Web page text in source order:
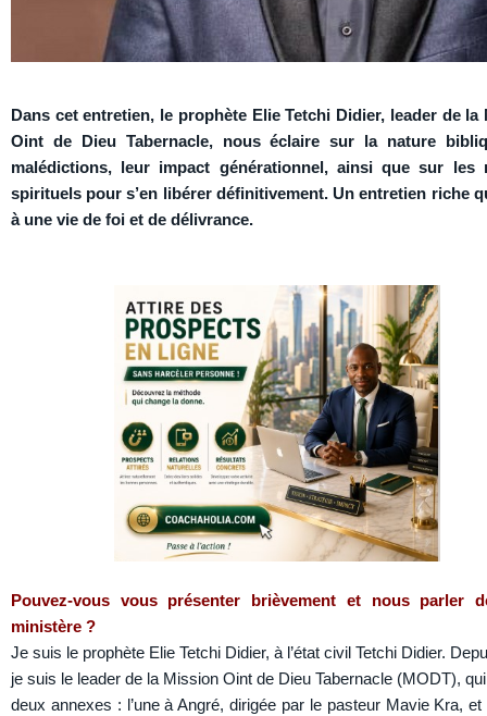
Dans cet entretien, le prophète Elie Tetchi Didier, leader de la
Oint de Dieu Tabernacle, nous éclaire sur la nature
malédictions, leur impact générationnel, ainsi que sur les
spirituels pour s’en libérer définitivement. Un entretien riche
à une vie de foi et de délivrance.
Pouvez-vous vous présenter brièvement et nous parler
ministère ?
Je suis le prophète Elie Tetchi Didier, à l’état civil Tetchi Didier.
je suis le leader de la Mission Oint de Dieu Tabernacle (MODT),
deux annexes : l’une à Angré, dirigée par le pasteur Mavie Kra, et